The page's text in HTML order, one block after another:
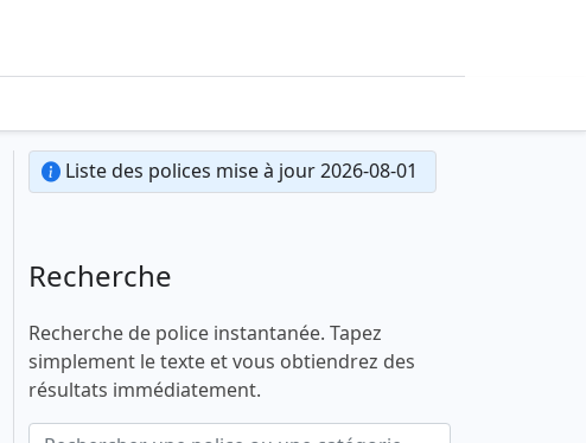
Liste des polices mise à jour 2026-08-01
Recherche
Recherche de police instantanée. Tapez
simplement le texte et vous obtiendrez des
résultats immédiatement.